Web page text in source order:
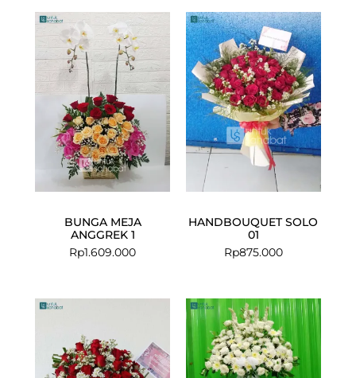
BUNGA MEJA
ANGGREK 1
Rp1.609.000
HANDBOUQUET SOLO
01
Rp875.000
was:
Rp1.200.000.
Rp999.000.